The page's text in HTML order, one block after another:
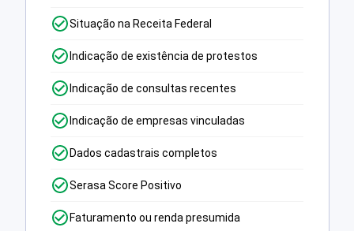
Situação na Receita Federal
Indicação de existência de protestos
Indicação de consultas recentes
Indicação de empresas vinculadas
Dados cadastrais completos
Serasa Score Positivo
Faturamento ou renda presumida